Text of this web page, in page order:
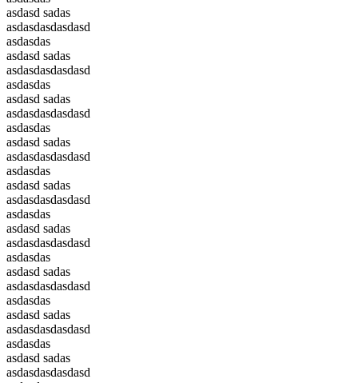
asdasd sadas
asdasdasdasdasd
asdasdas
asdasd sadas
asdasdasdasdasd
asdasdas
asdasd sadas
asdasdasdasdasd
asdasdas
asdasd sadas
asdasdasdasdasd
asdasdas
asdasd sadas
asdasdasdasdasd
asdasdas
asdasd sadas
asdasdasdasdasd
asdasdas
asdasd sadas
asdasdasdasdasd
asdasdas
asdasd sadas
asdasdasdasdasd
asdasdas
asdasd sadas
asdasdasdasdasd